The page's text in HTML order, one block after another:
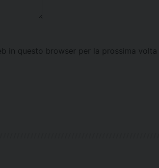
in questo browser per la prossima